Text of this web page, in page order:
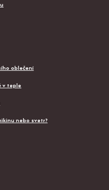
oblečení
v teple
nebo svetr?